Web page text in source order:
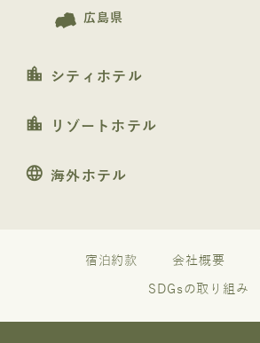
広島県
location_city シティホテル
location_city リゾートホテル
language 海外ホテル
宿泊約款 会社概要
SDGsの取り組み